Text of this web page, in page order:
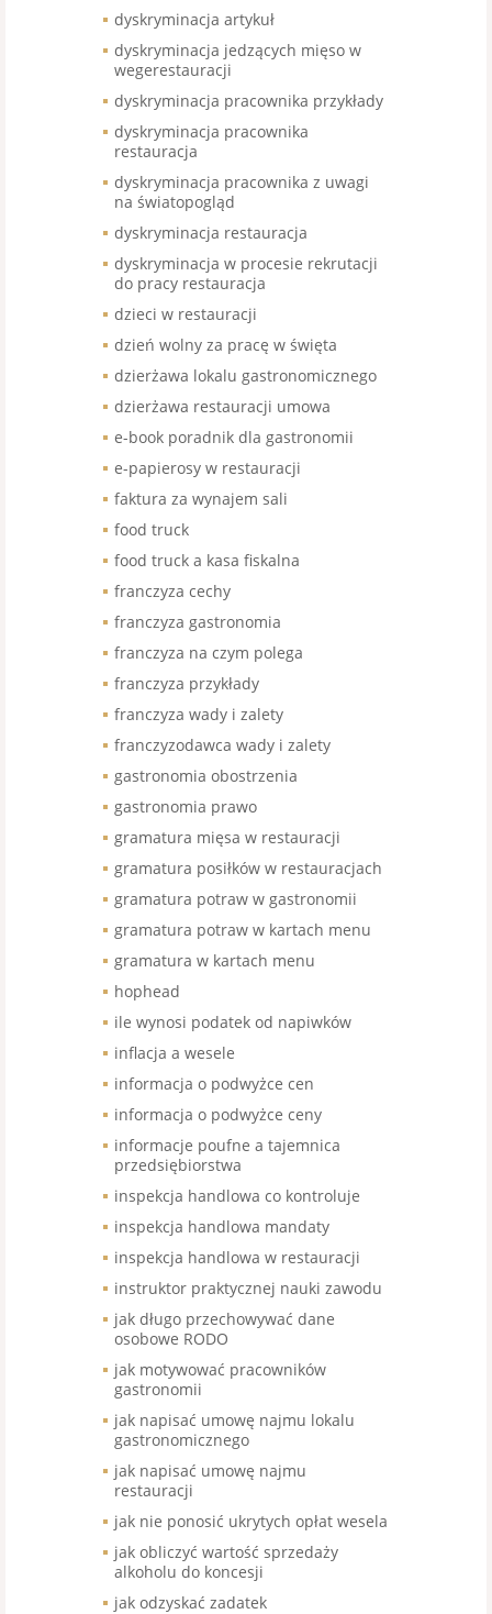
dyskryminacja artykuł
dyskryminacja jedzących mięso w
wegerestauracji
dyskryminacja pracownika przykłady
dyskryminacja pracownika
restauracja
dyskryminacja pracownika z uwagi
na światopogląd
dyskryminacja restauracja
dyskryminacja w procesie rekrutacji
do pracy restauracja
dzieci w restauracji
dzień wolny za pracę w święta
dzierżawa lokalu gastronomicznego
dzierżawa restauracji umowa
e-book poradnik dla gastronomii
e-papierosy w restauracji
faktura za wynajem sali
food truck
food truck a kasa fiskalna
franczyza cechy
franczyza gastronomia
franczyza na czym polega
franczyza przykłady
franczyza wady i zalety
franczyzodawca wady i zalety
gastronomia obostrzenia
gastronomia prawo
gramatura mięsa w restauracji
gramatura posiłków w restauracjach
gramatura potraw w gastronomii
gramatura potraw w kartach menu
gramatura w kartach menu
hophead
ile wynosi podatek od napiwków
inflacja a wesele
informacja o podwyżce cen
informacja o podwyżce ceny
informacje poufne a tajemnica
przedsiębiorstwa
inspekcja handlowa co kontroluje
inspekcja handlowa mandaty
inspekcja handlowa w restauracji
instruktor praktycznej nauki zawodu
jak długo przechowywać dane
osobowe RODO
jak motywować pracowników
gastronomii
jak napisać umowę najmu lokalu
gastronomicznego
jak napisać umowę najmu
restauracji
jak nie ponosić ukrytych opłat wesela
jak obliczyć wartość sprzedaży
alkoholu do koncesji
jak odzyskać zadatek